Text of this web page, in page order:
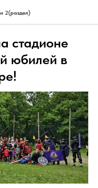
2(раздел)
стадионе
юбилей в